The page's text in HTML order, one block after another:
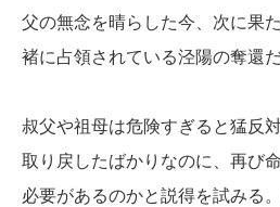
父の無念を晴らした今、次に果
褚に占領されている泾陽の奪還だ
叔父や祖母は危険すぎると猛反
取り戻したばかりなのに、再び
必要があるのかと説得を試みる